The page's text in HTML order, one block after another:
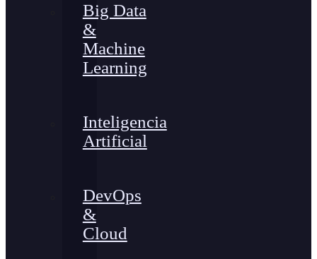
Big Data
&
Machine
Learning
Inteligencia
Artificial
DevOps
&
Cloud